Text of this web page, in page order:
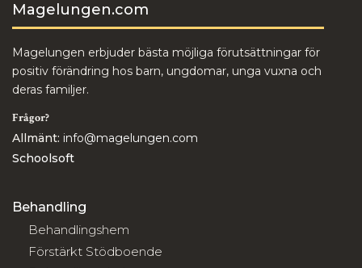
Magelungen.com
Magelungen erbjuder bästa möjliga förutsättningar för
positiv förändring hos barn, ungdomar, unga vuxna och
deras familjer.
Frågor?
Allmänt: info@magelungen.com
Schoolsoft
Behandling
Behandlingshem
Förstärkt Stödboende